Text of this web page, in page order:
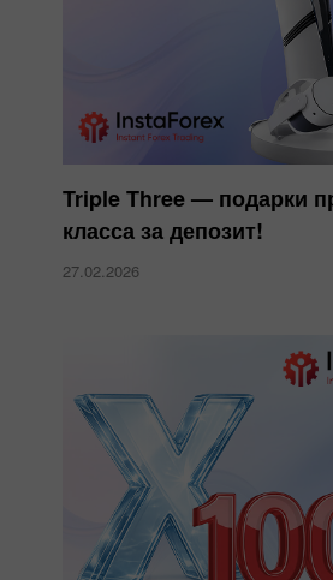
Triple Three — подарки
класса за депозит!
27.02.2026